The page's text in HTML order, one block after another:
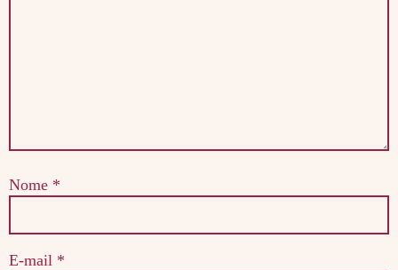
Nome *
E-mail *